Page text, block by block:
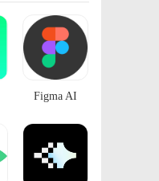
Figma AI